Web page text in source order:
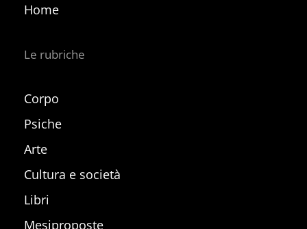
Home
Le rubriche
Corpo
Psiche
Arte
Cultura e società
Libri
Mesiproposte